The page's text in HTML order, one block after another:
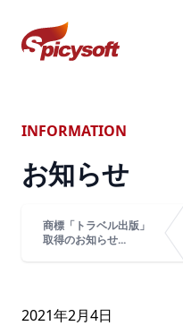
スパイシーソフト株式会社
INFORMATION
お知らせ
商標「トラベル出版」
取得のお知らせ...
2021年2月4日